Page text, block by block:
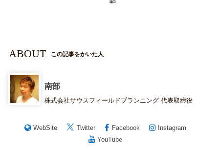
ABOUT この記事をかいた人
南部
株式会社サウスフィールドプランニング 代表取締役
WebSite Twitter Facebook
Instagram
YouTube